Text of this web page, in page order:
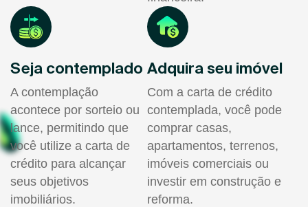
Seja contemplado
A contemplação
acontece por sorteio ou
lance, permitindo que
você utilize a carta de
crédito para alcançar
seus objetivos
imobiliários.
Adquira seu imóvel
Com a carta de crédito
contemplada, você pode
comprar casas,
apartamentos, terrenos,
imóveis comerciais ou
investir em construção e
reforma.